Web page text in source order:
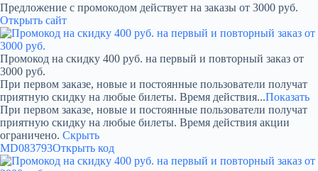
Предложение с промокодом действует на заказы от 3000 руб.
Открыть сайт
Промокод на скидку 400 руб. на первый и повторный заказ от
3000 руб.
При первом заказе, новые и постоянные пользователи получат
приятную скидку на любые билеты. Время действия...Показать
При первом заказе, новые и постоянные пользователи получат
приятную скидку на любые билеты. Время действия акции
ограничено. Скрыть
MD083793Открыть код